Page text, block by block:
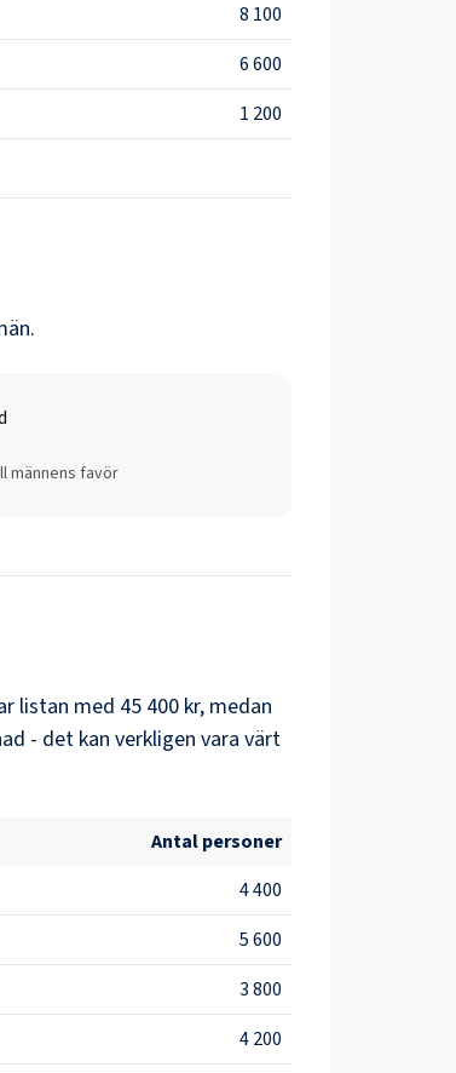
8 100
6 600
1 200
.
männens favör
listan med 45 400 kr, medan
- det kan verkligen vara värt
Antal personer
4 400
5 600
3 800
4 200